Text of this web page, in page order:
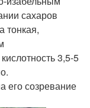
сахаров
тонкая,
3,5-5
его созревание